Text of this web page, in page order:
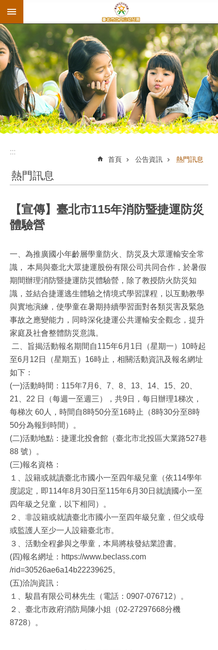
跳到主要內容區塊
:::
首頁 公告資訊 熱門訊息
熱門訊息
【宣傳】臺北市115年消防暨捷運防災
體驗營
一、為推廣國小年齡層學童防火、防災及大眾運輸安全常
識， 本局與臺北大眾捷運股份有限公司共同合作，於暑假
期間辦理消防暨捷運防災體驗營，除了教授防火防災知
識，並結合捷運逃生體驗之情境式學習課程，以互動教學
與實地演練，使學童在暑期持續學習面對各類災害及緊急
事故之應變能力，同時深化捷運公共運輸安全觀念，提升
家庭及社會整體防災意識。
二、旨揭活動報名期間自115年6月1日（星期一）10時起
至6月12日（星期五）16時止，相關活動資訊及報名網址
如下：
(一)活動時間：115年7月6、7、8、13、14、15、20、
21、22 日（每週一至週三），共9日，每日辦理1梯次，
每梯次 60人，時間自8時50分至16時止（8時30分至8時
50分為報到時間）。
(二)活動地點：捷運北投會館（臺北市北投區大業路527巷
88 號）。
(三)報名資格：
１、設籍或就讀臺北市國小一至四年級兒童（依114學年
度認定，即114年8月30日至115年6月30日就讀國小一至
四年級之兒童，以下相同）。
２、非設籍或就讀臺北市國小一至四年級兒童，但父或母
或監護人至少一人設籍臺北市。
３、活動全程參與之學童，本局將核發結業證書。
(四)報名網址：https://www.beclass.com
/rid=30526ae6a14b22239625。
(五)洽詢資訊：
１、駿昌有限公司林先生（電話：0907-076712）。
２、臺北市政府消防局陳小姐（02-27297668分機
8728）。